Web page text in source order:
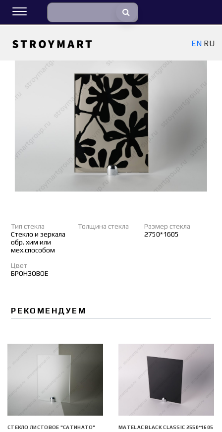
EN RU
Тип стекла
Стекло и зеркала
обр. хим или
мех.способом
Толщина стекла
Размер стекла
2750*1605
Цвет
БРОНЗОВОЕ
РЕКОМЕНДУЕМ
СТЕКЛО ЛИСТОВОЕ "САТИНАТО"
MATELAC BLACK CLASSIC 2550*1605